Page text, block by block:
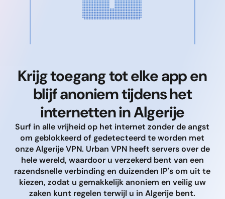
Krijg toegang tot elke app en
blijf anoniem tijdens het
internetten in Algerije
Surf in alle vrijheid op het internet zonder de angst
om geblokkeerd of gedetecteerd te worden met
onze Algerije VPN. Urban VPN heeft servers over de
hele wereld, waardoor u verzekerd bent van een
razendsnelle verbinding en duizenden IP's om uit te
kiezen, zodat u gemakkelijk anoniem en veilig uw
zaken kunt regelen terwijl u in Algerije bent.